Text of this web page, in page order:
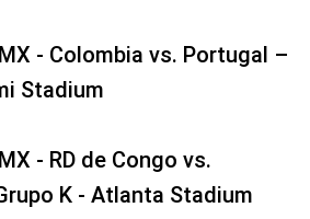
- Colombia vs. Portugal –
Stadium
- RD de Congo vs.
K - Atlanta Stadium